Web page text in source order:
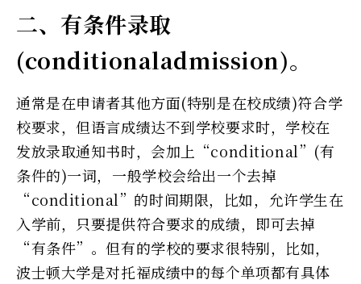
二、有条件录取
(conditionaladmission)。
通常是在申请者其他方面(特别是在校成绩)符合学
校要求，但语言成绩达不到学校要求时，学校在
发放录取通知书时，会加上“conditional”(有
条件的)一词，一般学校会给出一个去掉
“conditional”的时间期限，比如，允许学生在
入学前，只要提供符合要求的成绩，即可去掉
“有条件”。但有的学校的要求很特别，比如，
波士顿大学是对托福成绩中的每个单项都有具体